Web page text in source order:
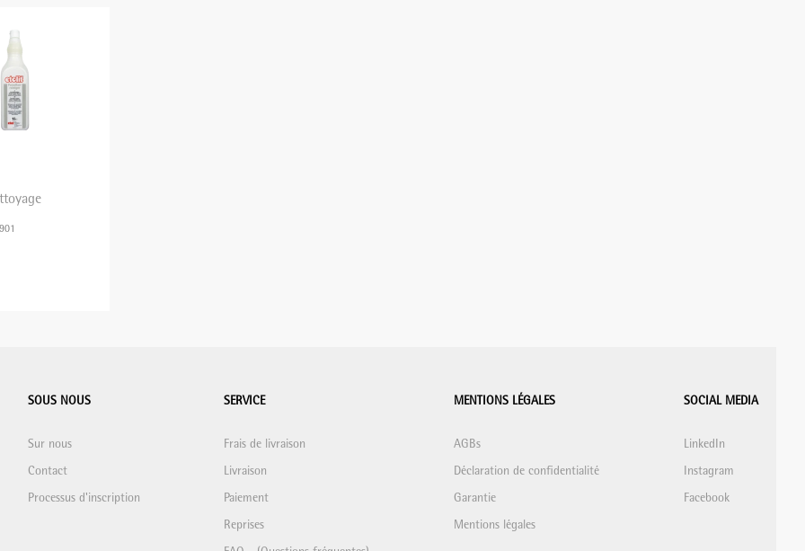
SOUS NOUS
Sur nous
Contact
Processus d'inscription
SERVICE
Frais de livraison
Livraison
Paiement
Reprises
MENTIONS LÉGALES
AGBs
Déclaration de confidentialité
Garantie
Mentions légales
SOCIAL MEDIA
LinkedIn
Instagram
Facebook